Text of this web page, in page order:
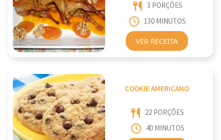
3 PORÇÕES
130 MINUTOS
VER RECEITA
COOKIE AMERICANO
22 PORÇÕES
40 MINUTOS